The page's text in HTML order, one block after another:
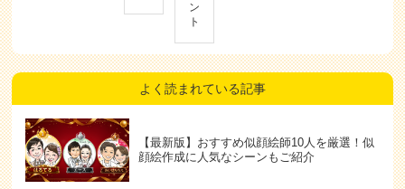
ン
ト
よく読まれている記事
【最新版】おすすめ似顔絵師10人を厳選！似
顔絵作成に人気なシーンもご紹介